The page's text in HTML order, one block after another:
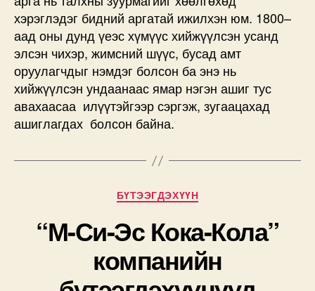
хэрэглэдэг бидний аргатай ижилхэн юм. 1800–
аад оны дунд үеэс хүмүүс хийжүүлсэн усанд
элсэн чихэр, жимсний шүүс, бусад амт
оруулагчдыг нэмдэг болсон ба энэ нь
хийжүүлсэн ундаанаас ямар нэгэн ашиг тус
авахаасаа илүүтэйгээр сэргэж, зугаацахад
ашиглагдах болсон байна.
Categories
БҮТЭЭГДЭХҮҮН
“М-Си-Эс Кока-Кола”
компанийн